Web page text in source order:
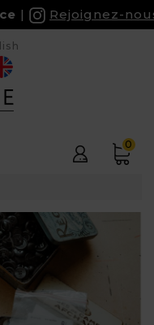
Rejoignez-nous
0